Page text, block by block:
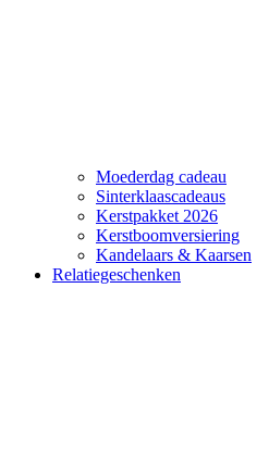
Moederdag cadeau
Sinterklaascadeaus
Kerstpakket 2026
Kerstboomversiering
Kandelaars & Kaarsen
Relatiegeschenken